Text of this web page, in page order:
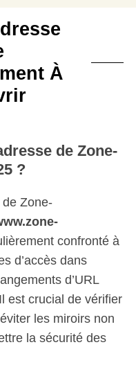
À
de Zone-
?
Zone-
confronté à
d’accès dans
d’URL
est crucial de vérifier
les miroirs non
la sécurité des